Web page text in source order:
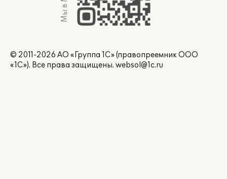
© 2011-2026 АО «Группа 1С» (правопреемник ООО
«1С»). Все права защищены. websol@1c.ru